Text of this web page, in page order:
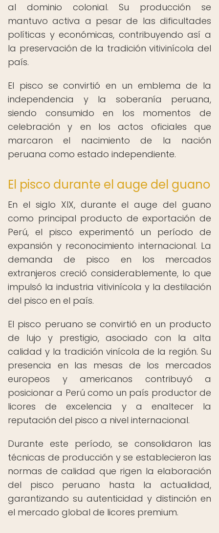
al dominio colonial. Su producción se
mantuvo activa a pesar de las dificultades
políticas y económicas, contribuyendo así a
la preservación de la tradición vitivinícola del
país.
El pisco se convirtió en un emblema de la
independencia y la soberanía peruana,
siendo consumido en los momentos de
celebración y en los actos oficiales que
marcaron el nacimiento de la nación
peruana como estado independiente.
El pisco durante el auge del guano
En el siglo XIX, durante el auge del guano
como principal producto de exportación de
Perú, el pisco experimentó un período de
expansión y reconocimiento internacional. La
demanda de pisco en los mercados
extranjeros creció considerablemente, lo que
impulsó la industria vitivinícola y la destilación
del pisco en el país.
El pisco peruano se convirtió en un producto
de lujo y prestigio, asociado con la alta
calidad y la tradición vinícola de la región. Su
presencia en las mesas de los mercados
europeos y americanos contribuyó a
posicionar a Perú como un país productor de
licores de excelencia y a enaltecer la
reputación del pisco a nivel internacional.
Durante este período, se consolidaron las
técnicas de producción y se establecieron las
normas de calidad que rigen la elaboración
del pisco peruano hasta la actualidad,
garantizando su autenticidad y distinción en
el mercado global de licores premium.